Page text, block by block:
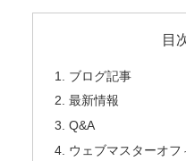
目
ブログ記事
最新情報
Q&A
ウェブマスターオフ